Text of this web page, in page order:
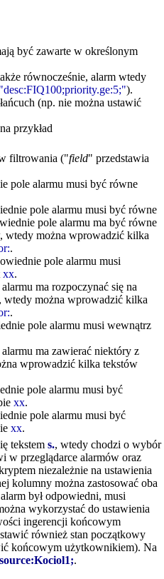
być zawarte w określonym
równocześnie, alarm wtedy
"desc:FIQ100;priority.ge:5;").
(np. nie można ustawić
przykład
filtrowania ("field" przedstawia
pole alarmu musi być równe
pole alarmu musi być równe
pole alarmu ma być równe
wtedy można wprowadzić kilka
.
pole alarmu musi
xx.
ma rozpoczynać się na
można wprowadzić kilka
.
pole alarmu musi wewnątrz
ma zawierać niektóry z
wprowadzić kilka tekstów
pole alarmu musi być
xx.
pole alarmu musi być
xx.
tekstem s., wtedy chodzi o wybór
przeglądarce alarmów oraz
niezależnie na ustawienia
kolumny można zastosować oba
był odpowiedni, musi
wykorzystać do ustawienia
ingerencji końcowym
również stan początkowy
końcowym użytkownikiem). Na
.